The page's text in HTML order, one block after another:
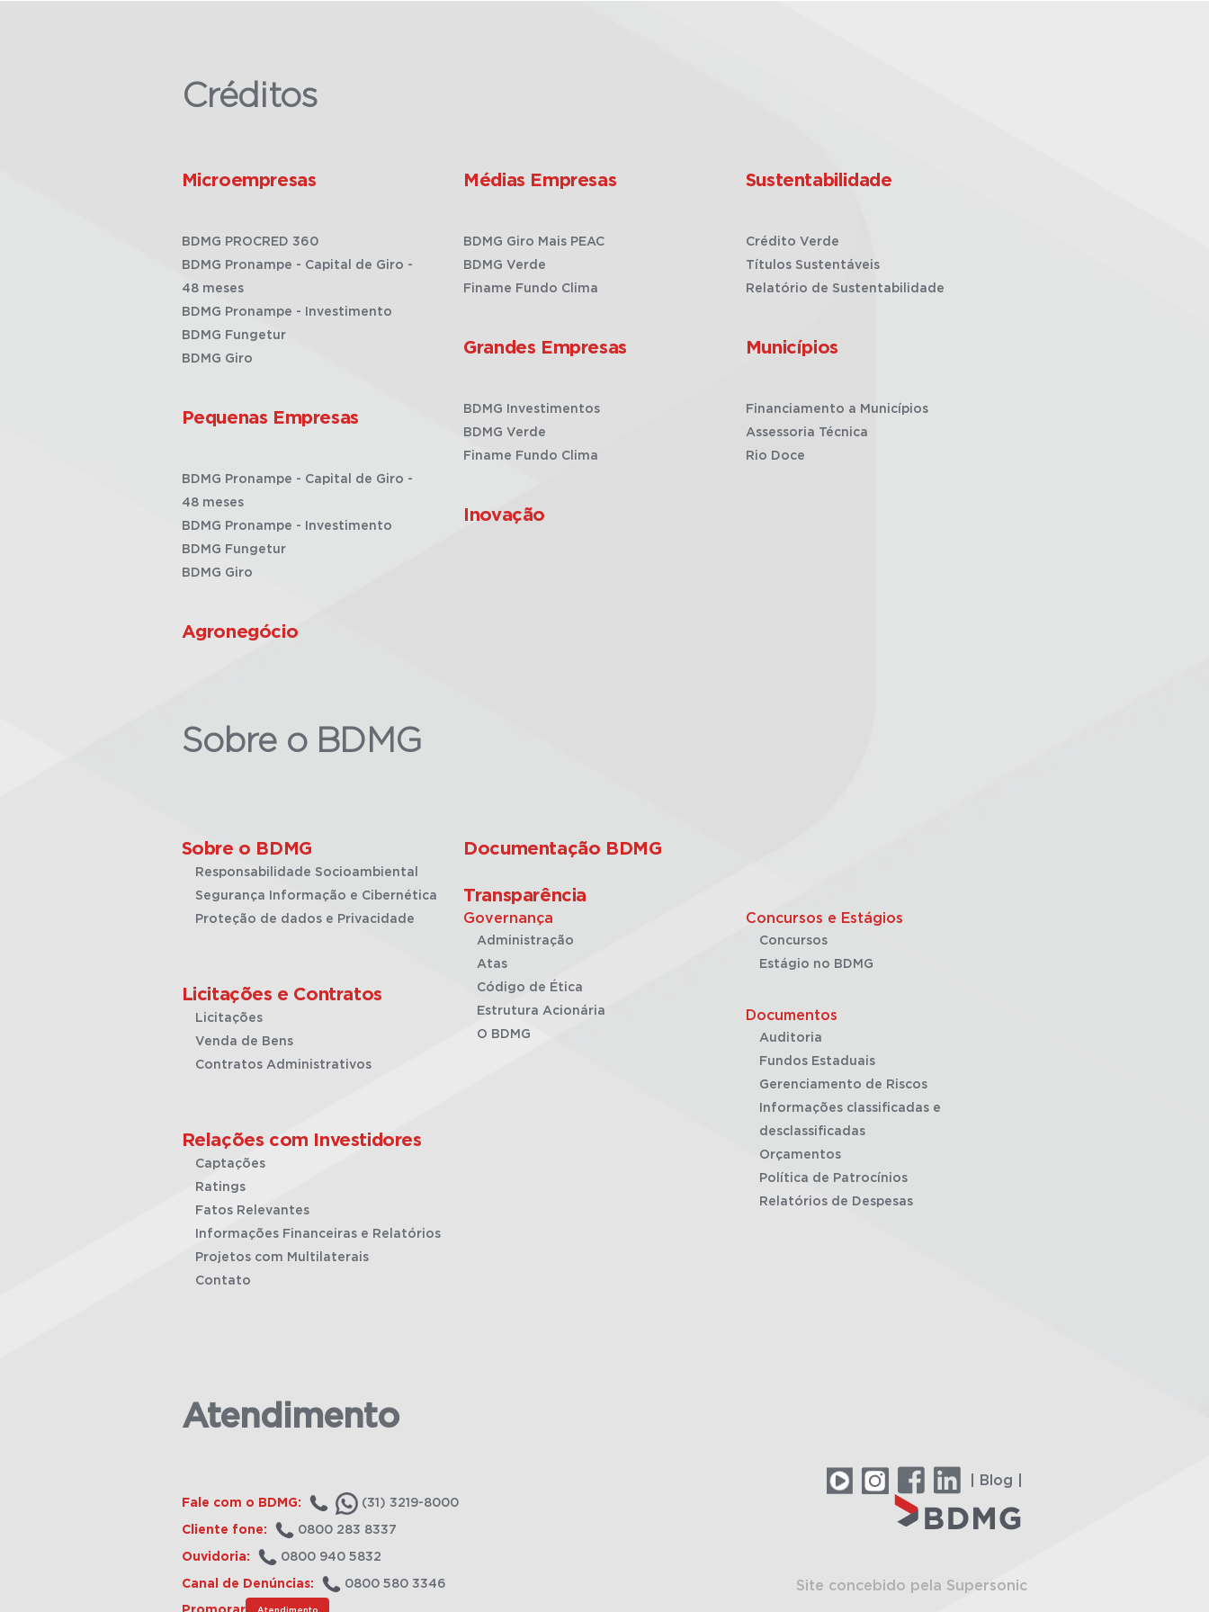
Créditos
Microempresas
BDMG PROCRED 360
BDMG Pronampe - Capital de Giro -
48 meses
BDMG Pronampe - Investimento
BDMG Fungetur
BDMG Giro
Pequenas Empresas
BDMG Pronampe - Capital de Giro -
48 meses
BDMG Pronampe - Investimento
BDMG Fungetur
BDMG Giro
Agronegócio
Médias Empresas
BDMG Giro Mais PEAC
BDMG Verde
Finame Fundo Clima
Grandes Empresas
BDMG Investimentos
BDMG Verde
Finame Fundo Clima
Inovação
Sustentabilidade
Crédito Verde
Títulos Sustentáveis
Relatório de Sustentabilidade
Municípios
Financiamento a Municípios
Assessoria Técnica
Rio Doce
Sobre o BDMG
Sobre o BDMG
Responsabilidade Socioambiental
Segurança Informação e Cibernética
Proteção de dados e Privacidade
Licitações e Contratos
Licitações
Venda de Bens
Contratos Administrativos
Relações com Investidores
Captações
Ratings
Fatos Relevantes
Informações Financeiras e Relatórios
Projetos com Multilaterais
Contato
Documentação BDMG
Transparência
Governança
Administração
Atas
Código de Ética
Estrutura Acionária
O BDMG
Concursos e Estágios
Concursos
Estágio no BDMG
Documentos
Auditoria
Fundos Estaduais
Gerenciamento de Riscos
Informações classificadas e
desclassificadas
Orçamentos
Política de Patrocínios
Relatórios de Despesas
Atendimento
Fale com o BDMG: (31) 3219-8000
Cliente fone: 0800 283 8337
Ouvidoria: 0800 940 5832
Canal de Denúncias: 0800 580 3346
Atendimento
| Blog |
Site concebido pela Supersonic